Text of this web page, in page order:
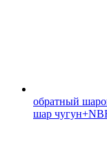
обратный
шар